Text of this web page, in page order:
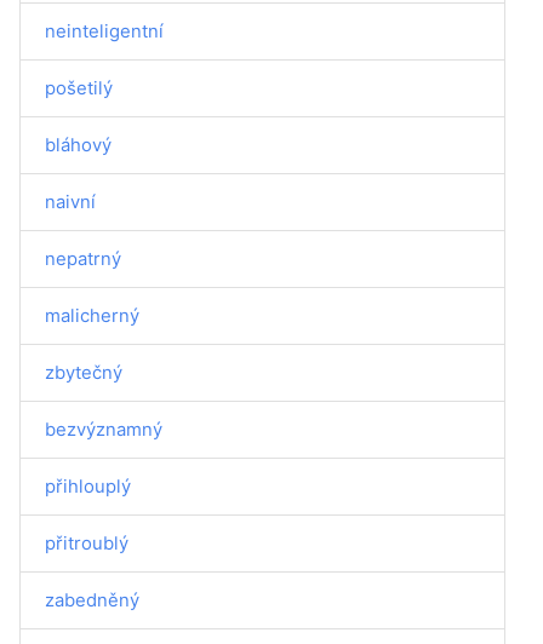
neinteligentní
pošetilý
bláhový
naivní
nepatrný
malicherný
zbytečný
bezvýznamný
přihlouplý
přitroublý
zabedněný